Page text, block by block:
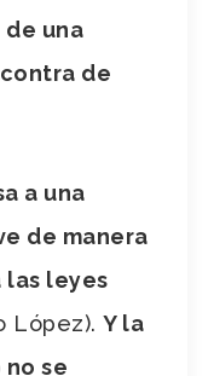
de una
de
a una
de manera
las leyes
López).Y la
se